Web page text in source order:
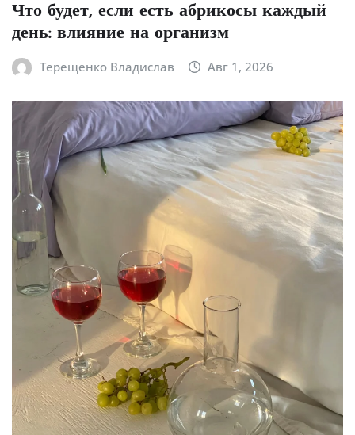
Что будет, если есть абрикосы каждый
день: влияние на организм
Терещенко Владислав Авг 1, 2026